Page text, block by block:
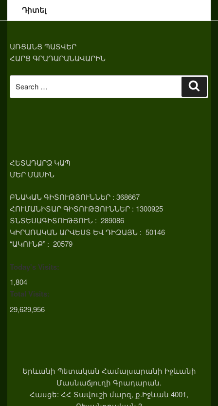
Դիտել
ԱՌՑԱՆՑ ՊԱՏՎԵՐ
ՀԱՐՑ ԳՐԱԴԱՐԱՆԱՎԱՐԻՆ
for:
ՀԵՏԱԴԱՐՁ ԿԱՊ
ՄԵՐ ՄԱՍԻՆ
ԲՆԱԿԱՆ ԳԻՏՈՒԹՅՈՒՆՆԵՐ : 368667
ՀՈՒՄԱՆԻՏԱՐ ԳԻՏՈՒԹՅՈՒՆՆԵՐ : 1300925
ՏՆՏԵՍԱԳԻՏՈՒԹՅՈՒՆ : 289086
ԿԻՐԱՌԱԿԱՆ ԱՐՎԵՍՏ ԵՎ ԴԻԶԱՅՆ : 50146
“ԱԿՈՒՆՔ” : 20579
Today's Visits:
1,804
Total Visits:
29,629,956
Երևանի Պետական Համալսարանի Իջևանի
Մասնաճյուղի Գրադարան.
Հասցե: ՀՀ Տավուշի մարզ, ք.Իջևան 4001,